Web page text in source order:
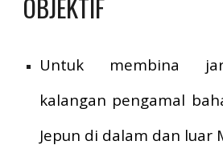
Untuk membina
kalangan pengamal
Jepun di dalam dan luar